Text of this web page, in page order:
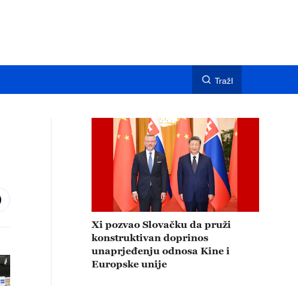
TražI
Xi pozvao Slovačku da pruži
konstruktivan doprinos
unaprjeđenju odnosa Kine i
Europske unije